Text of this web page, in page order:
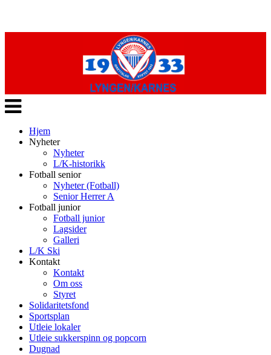
Veksle
navigasjon
Hjem
Nyheter
Nyheter
L/K-historikk
Fotball senior
Nyheter (Fotball)
Senior Herrer A
Fotball junior
Fotball junior
Lagsider
Galleri
L/K Ski
Kontakt
Kontakt
Om oss
Styret
Solidaritetsfond
Sportsplan
Utleie lokaler
Utleie sukkerspinn og popcorn
Dugnad